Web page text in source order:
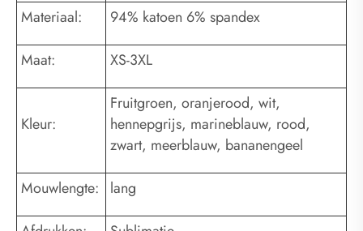
Materiaal: 94% katoen 6% spandex
Maat: XS-3XL
Kleur:
Fruitgroen, oranjerood, wit,
hennepgrijs, marineblauw, rood,
zwart, meerblauw, bananengeel
Mouwlengte: lang